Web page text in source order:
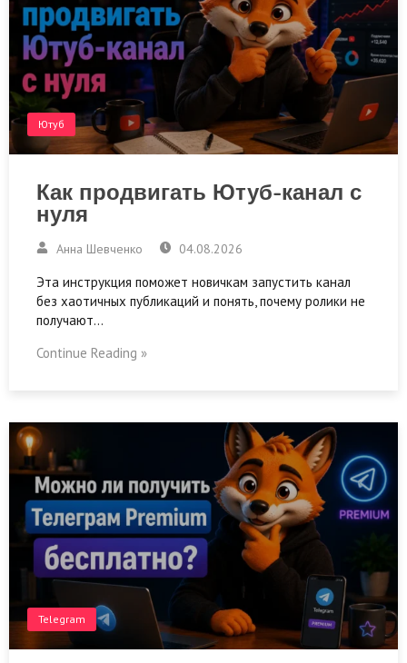
Ютуб
Как продвигать Ютуб-канал с
нуля
Анна Шевченко 04.08.2026
Эта инструкция поможет новичкам запустить канал
без хаотичных публикаций и понять, почему ролики не
получают…
Continue Reading »
Telegram